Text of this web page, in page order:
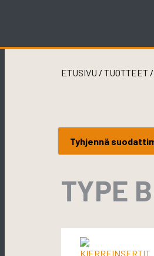
ETUSIVU / TUOTTEET /
Tyhjennä
TYPE B